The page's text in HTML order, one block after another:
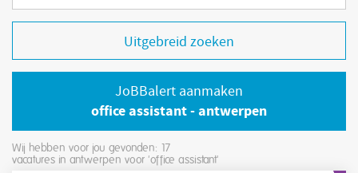
Uitgebreid zoeken
JoBBalert aanmaken
office assistant - antwerpen
Wij hebben voor jou gevonden: 17
vacatures in antwerpen voor 'office assistant'